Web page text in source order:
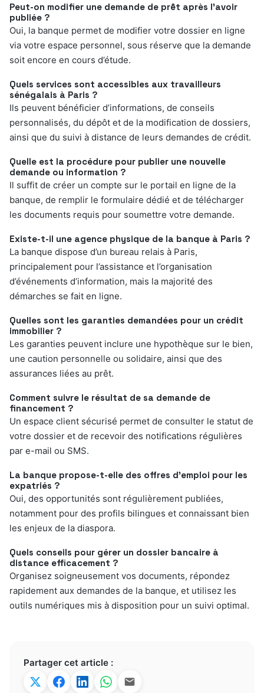
Peut-on modifier une demande de prêt après l’avoir
publiée ?
Oui, la banque permet de modifier votre dossier en ligne
via votre espace personnel, sous réserve que la demande
soit encore en cours d’étude.
Quels services sont accessibles aux travailleurs
sénégalais à Paris ?
Ils peuvent bénéficier d’informations, de conseils
personnalisés, du dépôt et de la modification de dossiers,
ainsi que du suivi à distance de leurs demandes de crédit.
Quelle est la procédure pour publier une nouvelle
demande ou information ?
Il suffit de créer un compte sur le portail en ligne de la
banque, de remplir le formulaire dédié et de télécharger
les documents requis pour soumettre votre demande.
Existe-t-il une agence physique de la banque à Paris ?
La banque dispose d’un bureau relais à Paris,
principalement pour l’assistance et l’organisation
d’événements d’information, mais la majorité des
démarches se fait en ligne.
Quelles sont les garanties demandées pour un crédit
immobilier ?
Les garanties peuvent inclure une hypothèque sur le bien,
une caution personnelle ou solidaire, ainsi que des
assurances liées au prêt.
Comment suivre le résultat de sa demande de
financement ?
Un espace client sécurisé permet de consulter le statut de
votre dossier et de recevoir des notifications régulières
par e-mail ou SMS.
La banque propose-t-elle des offres d’emploi pour les
expatriés ?
Oui, des opportunités sont régulièrement publiées,
notamment pour des profils bilingues et connaissant bien
les enjeux de la diaspora.
Quels conseils pour gérer un dossier bancaire à
distance efficacement ?
Organisez soigneusement vos documents, répondez
rapidement aux demandes de la banque, et utilisez les
outils numériques mis à disposition pour un suivi optimal.
Partager cet article :